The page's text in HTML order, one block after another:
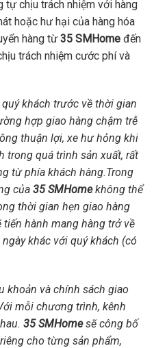
tự chịu trách nhiệm với hàng
hoặc hư hại của hàng hóa
hàng từ 35 SMHomeđến
trách nhiệm cước phí và
khách trước về thời gian
hợp giao hàng chậm trễ
thuận lợi, xe hư hỏng khi
trong quá trình sản xuất, rất
từ phía khách hàng.Trong
của 35 SMHomekhông thể
thời gian hẹn giao hàng
hành mang hàng trở về
khác với quý khách (có
khoản và chính sách giao
mỗi chương trình, kênh
35 SMHomesẽ công bố
cho từng sản phẩm,